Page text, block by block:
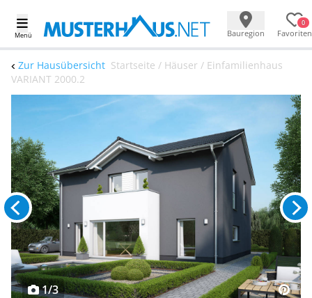
Menü Bauregion
0
Favoriten
Zur Hausübersicht Startseite / Häuser / Einfamilienhaus
VARIANT 2000.2
1/3